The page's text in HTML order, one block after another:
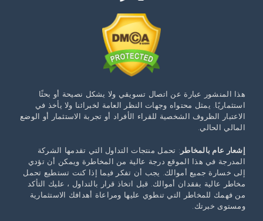
هذا المنشور عبارة عن اتصال تسويقي ولا يشكل نصيحة أو بحثًا
استثماريًا. يمثل محتواه وجهات النظر العامة لخبرائنا ولا يأخذ في
الاعتبار الظروف الشخصية للقراء الأفراد أو تجربة الاستثمار أو الوضع
المالي الحالي.
إشعار عام بالمخاطر : تحمل منتجات التداول التي تقدمها الشركة
المدرجة في هذا الموقع درجة عالية من المخاطرة ويمكن أن تؤدي
إلى خسارة جميع أموالك. يجب أن تفكر فيما إذا كنت تستطيع تحمل
مخاطر عالية بفقدان أموالك. قبل اتخاذ قرار بالتداول ، عليك التأكد
من فهمك للمخاطر التي تنطوي عليها ومراعاة أهدافك الاستثمارية
ومستوى خبرتك.